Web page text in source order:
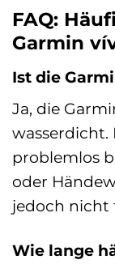
FAQ:
Garmin
Ist die
Ja, die
wasserdicht.
problemlos
oder
jedoch nicht
Wie lange